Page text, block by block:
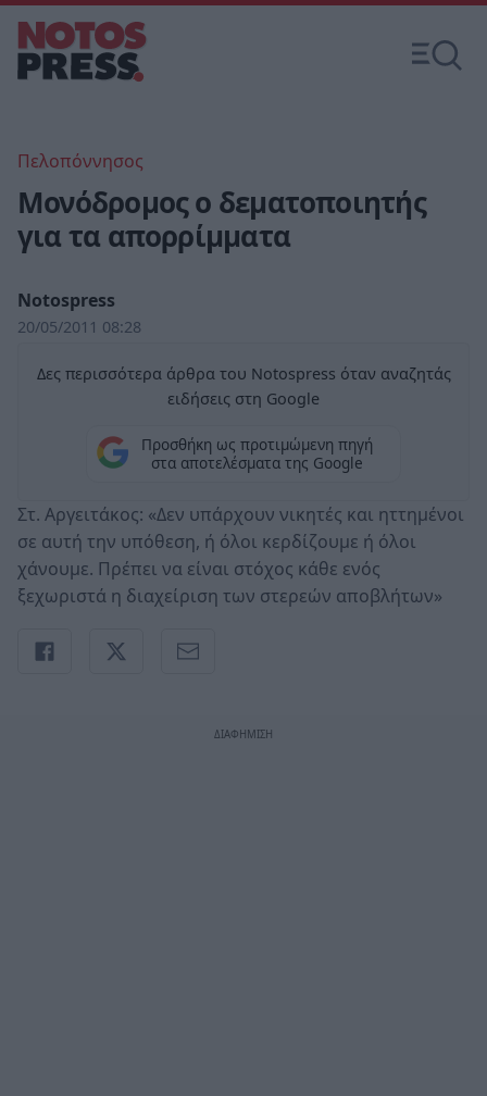
Πελοπόννησος
Μονόδρομος ο δεματοποιητής
για τα απορρίμματα
Notospress
20/05/2011 08:28
Δες περισσότερα άρθρα του Notospress όταν αναζητάς
ειδήσεις στη Google
Προσθήκη ως προτιμώμενη πηγή
στα αποτελέσματα της Google
Στ. Αργειτάκος: «Δεν υπάρχουν νικητές και ηττημένοι
σε αυτή την υπόθεση, ή όλοι κερδίζουμε ή όλοι
χάνουμε. Πρέπει να είναι στόχος κάθε ενός
ξεχωριστά η διαχείριση των στερεών αποβλήτων»